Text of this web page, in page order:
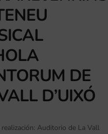
DE
D’UIXÓ
Auditorio de La Vall